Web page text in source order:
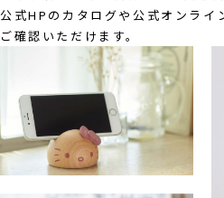
公式HPのカタログや 公式オンライ
ご確認いただけます。